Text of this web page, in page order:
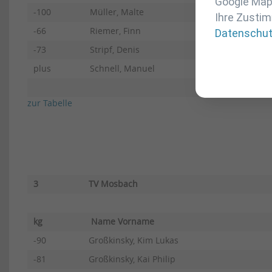
-100
Müller, Malte
-66
Riemer, Finn
-73
Stripf, Denis
plus
Schnell, Manuel
zur Tabelle
3 TV Mosbach
kg Name Vorname
-90
Großkinsky, Kim Lukas
-81
Großkinsky, Kai Philip
Ihre